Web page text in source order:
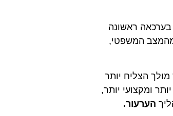
ראשונה
מהמצב המשפטי,
הצליח יותר
ומקצועי יותר,
הערעור.